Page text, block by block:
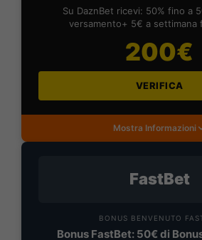
Su DaznBet ricevi: 50% fino a
versamento+ 5€ a settimana
200€
VERIFICA
Mostra Informazioni
FastBet
BONUS BENVENUTO
Bonus FastBet: 50€ di